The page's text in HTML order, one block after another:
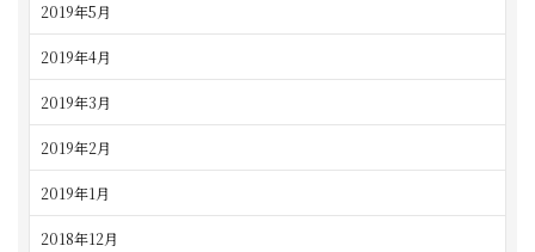
2019年5月
2019年4月
2019年3月
2019年2月
2019年1月
2018年12月